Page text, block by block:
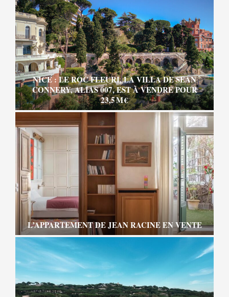
NICE : LE ROC FLEURI, LA VILLA DE SEAN
CONNERY, ALIAS 007, EST À VENDRE POUR
23,5 M €
L’APPARTEMENT DE JEAN RACINE EN VENTE